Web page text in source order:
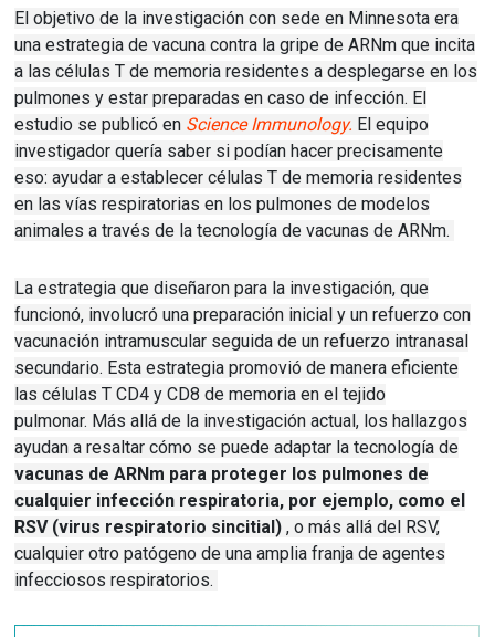
El objetivo de la investigación con sede en Minnesota era
una estrategia de vacuna contra la gripe de ARNm que incita
a las células T de memoria residentes a desplegarse en los
pulmones y estar preparadas en caso de infección. El
estudio se publicó en Science Immunology. El equipo
investigadorquería saber si podían hacer precisamente
eso: ayudar a establecer células T de memoria residentes
en las vías respiratorias en los pulmones de modelos
animales a través de la tecnología de vacunas de ARNm.
La estrategia que diseñaron para la investigación, que
funcionó, involucró una preparación inicial y un refuerzo con
vacunación intramuscular seguida de un refuerzo intranasal
secundario. Esta estrategia promovió de manera eficiente
las células T CD4 y CD8 de memoria en el tejido
pulmonar. Más allá de la investigación actual, los hallazgos
ayudan a resaltar cómo se puede adaptar la tecnología de
vacunas de ARNm para proteger los pulmones de
cualquier infección respiratoria, por ejemplo, como el
RSV (virus respiratorio sincitial) , o más allá del RSV,
cualquier otro patógeno de una amplia franja de agentes
infecciosos respiratorios.